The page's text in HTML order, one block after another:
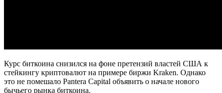
Курс биткоина снизился на фоне претензий властей США к
стейкингу криптовалют на примере биржи Kraken. Однако
это не помешало Pantera Capital объявить о начале нового
бычьего рынка биткоина.